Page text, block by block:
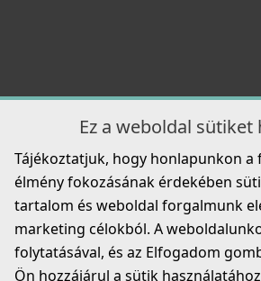
Ez a weboldal sütiket
Tájékoztatjuk, hogy honlapunkon a
élmény fokozásának érdekében
tartalom és weboldal forgalmunk
marketing célokból. A
folytatásával, és az Elfogadom
Ön hozzájárul a sütik